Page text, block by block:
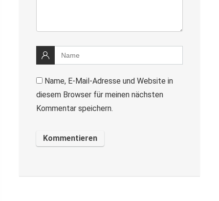
Name, E-Mail-Adresse und Website in
diesem Browser für meinen nächsten
Kommentar speichern.